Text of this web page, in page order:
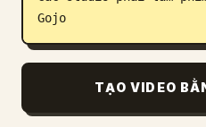
Gojo
TẠO VIDEO